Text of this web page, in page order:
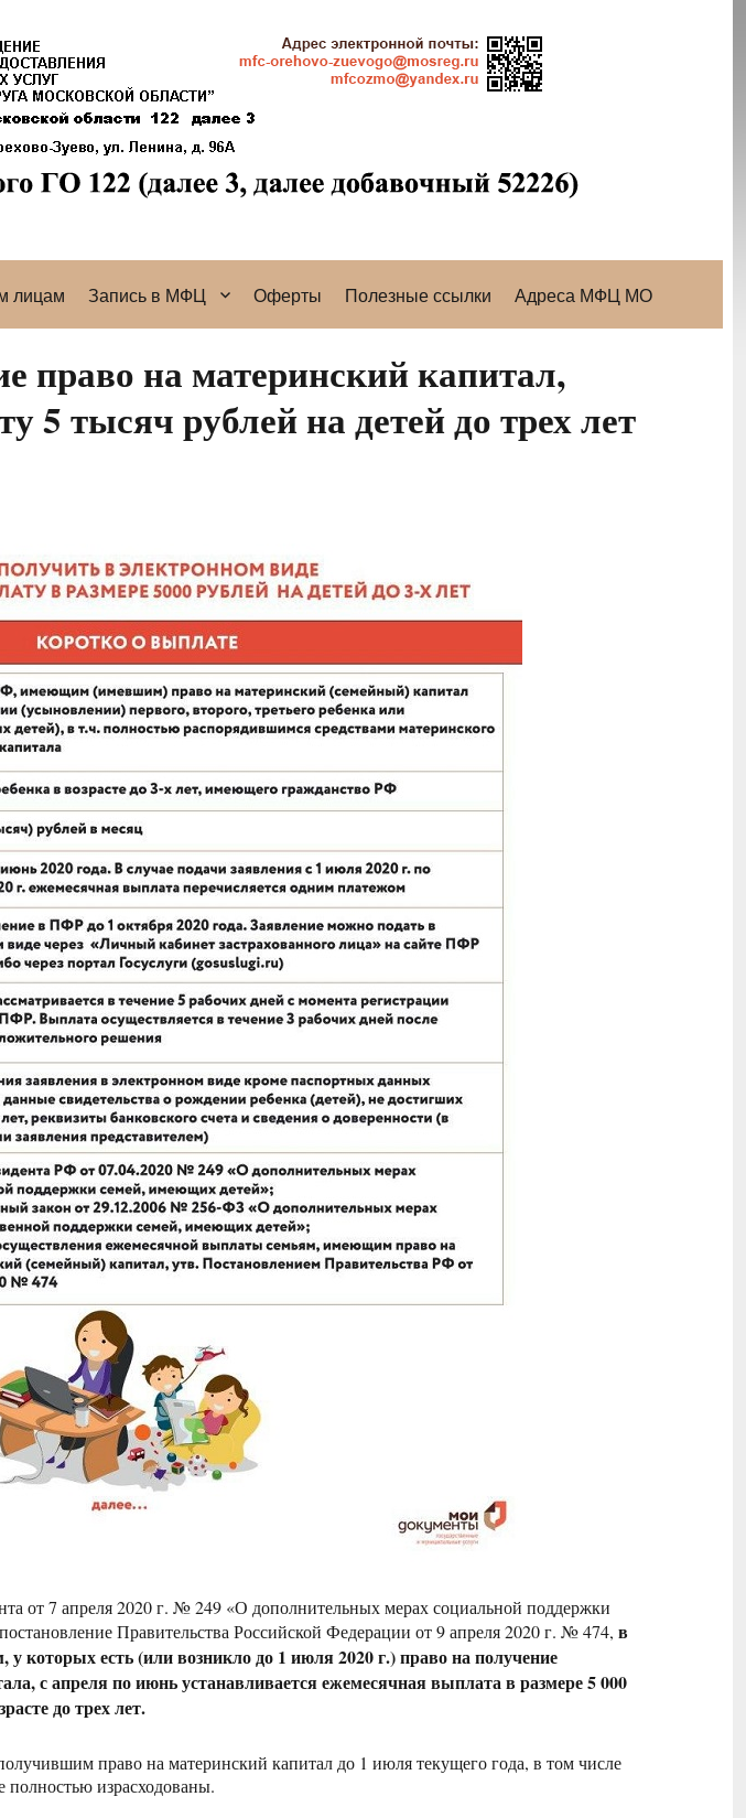
лицам Запись в МФЦ Оферты Полезные ссылки Адреса МФЦ МО
право на материнский капитал,
5 тысяч рублей на детей до трех лет
от 7 апреля 2020 г. № 249 «О дополнительных мерах социальной поддержки
Правительства Российской Федерации от 9 апреля 2020 г. № 474, в
у которых есть (или возникло до 1 июля 2020 г.) право на получение
с апреля по июнь устанавливается ежемесячная выплата в размере 5 000
до трех лет.
право на материнский капитал до 1 июля текущего года, в том числе
полностью израсходованы.